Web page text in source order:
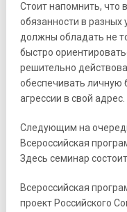
Стоит напомнить, что
обязанности в разных
должны обладать не
быстро
решительно
обеспечивать личную
агрессии в свой адрес.
Следующим на
Всероссийская
Здесь семинар
Всероссийская
проект Российского